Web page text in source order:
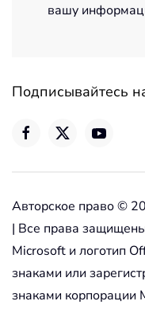
вашу
Подписывайтесь
Авторское право ©
| Все права
Microsoft и логотип
знаками или
знаками корпорации